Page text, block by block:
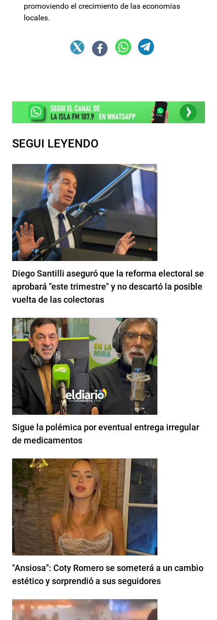
promoviendo el crecimiento de las economías
locales.
SEGUI LEYENDO
Diego Santilli aseguró que la reforma electoral se
aprobará "este trimestre" y no descartó la posible
vuelta de las colectoras
Sigue la polémica por eventual entrega irregular
de medicamentos
"Ansiosa": Coty Romero se someterá a un cambio
estético y sorprendió a sus seguidores